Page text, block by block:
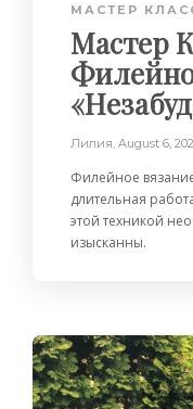
МАСТЕР
Мастер
Лилия, August 6,
Филейное
длительная
этой техникой
изысканны.